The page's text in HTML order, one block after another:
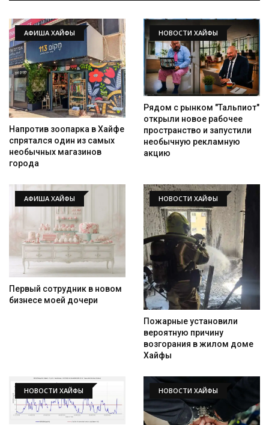
АФИША ХАЙФЫ
Напротив зоопарка в Хайфе
спрятался один из самых
необычных магазинов
города
НОВОСТИ ХАЙФЫ
Рядом с рынком "Тальпиот"
открыли новое рабочее
пространство и запустили
необычную рекламную
акцию
АФИША ХАЙФЫ
Первый сотрудник в новом
бизнесе моей дочери
НОВОСТИ ХАЙФЫ
Пожарные установили
вероятную причину
возгорания в жилом доме
Хайфы
НОВОСТИ ХАЙФЫ НОВОСТИ ХАЙФЫ